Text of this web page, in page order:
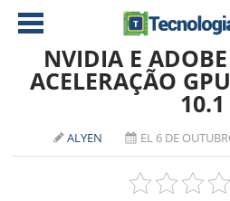
TABLETS
NVIDIA E
ACELERAÇÃO
10.1
ALYEN EL 6 DE